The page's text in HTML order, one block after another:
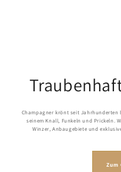
Champagner krönt seit Jahrhunderten
seinem Knall, Funkeln und Prickeln.
Winzer, Anbaugebiete und
Zum